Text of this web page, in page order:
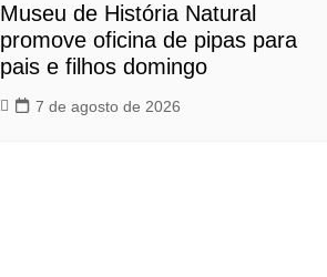
Museu de História Natural
promove oficina de pipas para
pais e filhos domingo
7 de agosto de 2026